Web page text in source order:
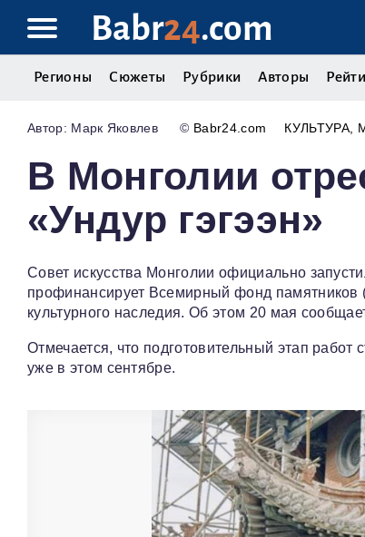
Babr24.com
Регионы Сюжеты Рубрики Авторы
Марк Яковлев © Babr24.com КУЛЬТУРА
В Монголии
«Ундур гэгээн»
Совет искусства Монголии официально
профинансирует Всемирный фонд памятников
культурного наследия. Об этом 20 мая
Отмечается, что подготовительный этап
уже в этом сентябре.